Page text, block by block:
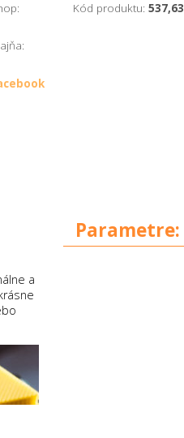
Kód produktu: 537,63
a
Parametre: